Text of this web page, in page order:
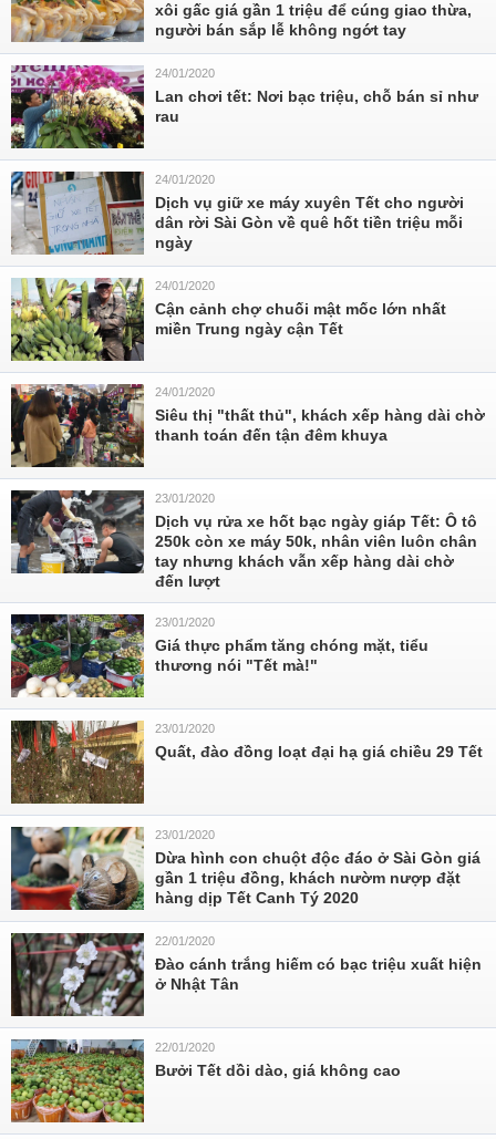
xôi gấc giá gần 1 triệu để cúng giao thừa,
người bán sắp lễ không ngớt tay
24/01/2020
Lan chơi tết: Nơi bạc triệu, chỗ bán sỉ như
rau
24/01/2020
Dịch vụ giữ xe máy xuyên Tết cho người
dân rời Sài Gòn về quê hốt tiền triệu mỗi
ngày
24/01/2020
Cận cảnh chợ chuối mật mốc lớn nhất
miền Trung ngày cận Tết
24/01/2020
Siêu thị "thất thủ", khách xếp hàng dài chờ
thanh toán đến tận đêm khuya
23/01/2020
Dịch vụ rửa xe hốt bạc ngày giáp Tết: Ô tô
250k còn xe máy 50k, nhân viên luôn chân
tay nhưng khách vẫn xếp hàng dài chờ
đến lượt
23/01/2020
Giá thực phẩm tăng chóng mặt, tiểu
thương nói "Tết mà!"
23/01/2020
Quất, đào đồng loạt đại hạ giá chiều 29 Tết
23/01/2020
Dừa hình con chuột độc đáo ở Sài Gòn giá
gần 1 triệu đồng, khách nườm nượp đặt
hàng dịp Tết Canh Tý 2020
22/01/2020
Đào cánh trắng hiếm có bạc triệu xuất hiện
ở Nhật Tân
22/01/2020
Bưởi Tết dồi dào, giá không cao